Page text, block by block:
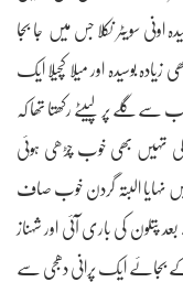
سویٹر نکلا جس میں جا بجا
بوسیدہ اور میلا کچیلا ایک
سے گلے پر لپیٹے رکھتا تھا کہ
تہیں بھی خوب چڑھی ہوئی
نہایا البتہ گردن خوب صاف
بعد پتلون کی باری آئی اور شہناز
بجائے ایک پرانی دھجی سے